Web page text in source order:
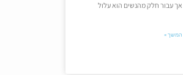
אך עבור חלק מהנשים הוא עלול
המשך »